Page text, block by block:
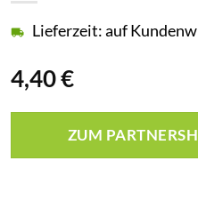
4,40€
Lieferzeit: auf
ZUM